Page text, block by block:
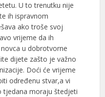
U to trenutku nije
ih ispravnom
ako troše svoj
vrijeme da ih
u dobrotvorne
dijete zašto je važno
Doći će vrijeme
određenu stvar,a vi
tjedana moraju štedjeti